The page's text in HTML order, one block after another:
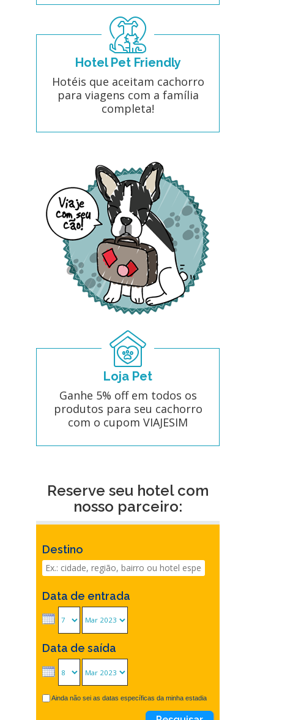
Hotel Pet Friendly
Hotéis que aceitam cachorro
para viagens com a família
completa!
Loja Pet
Ganhe 5% off em todos os
produtos para seu cachorro
com o cupom VIAJESIM
Reserve seu hotel com
nosso parceiro:
Destino
Data de entrada
Data de saída
Ainda não sei as datas específicas da minha estadia